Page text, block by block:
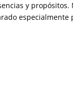
y propósitos.